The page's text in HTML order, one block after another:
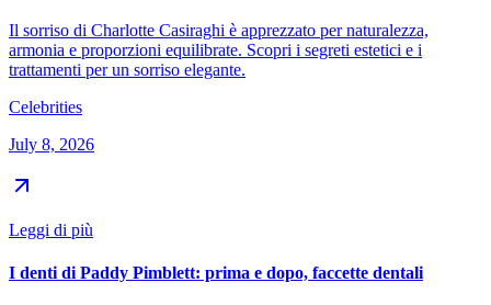
Il sorriso di Charlotte Casiraghi è apprezzato per naturalezza,
armonia e proporzioni equilibrate. Scopri i segreti estetici e i
trattamenti per un sorriso elegante.
Celebrities
July 8, 2026
Leggi di più
I denti di Paddy Pimblett: prima e dopo, faccette dentali